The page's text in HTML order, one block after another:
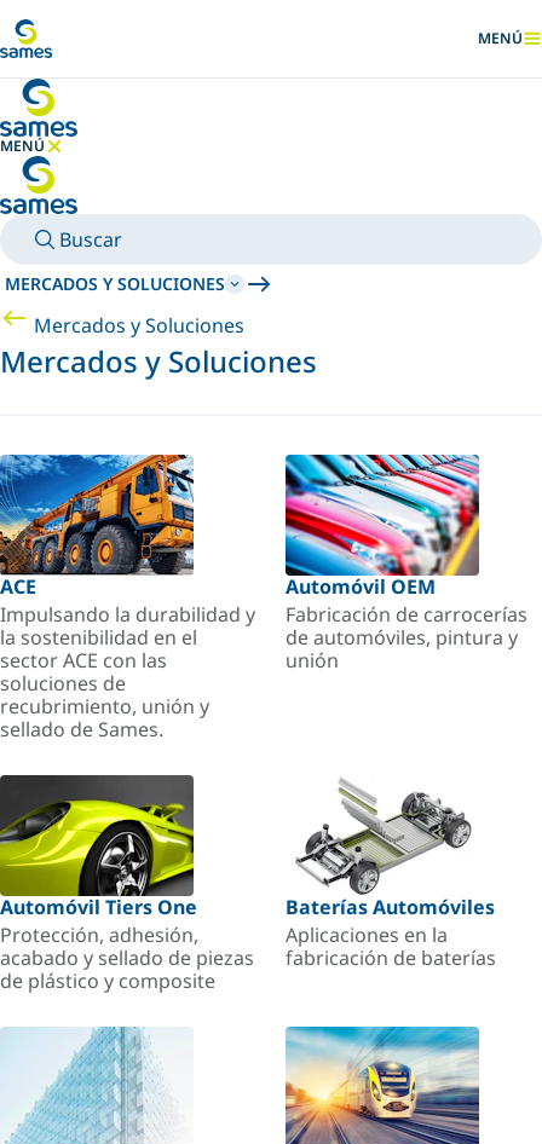
MENÚ
MENÚ
OCULTAR MENÚ
Buscar
MERCADOS Y SOLUCIONES
Mercados y Soluciones
Mercados y Soluciones
ACE
Impulsando la durabilidad y
la sostenibilidad en el
sector ACE con las
soluciones de
recubrimiento, unión y
sellado de Sames.
Automóvil OEM
Fabricación de carrocerías
de automóviles, pintura y
unión
Automóvil Tiers One
Protección, adhesión,
acabado y sellado de piezas
de plástico y composite
Baterías Automóviles
Aplicaciones en la
fabricación de baterías